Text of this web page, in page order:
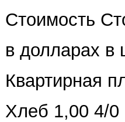
Стоимость
в долларах в
Квартирная
Хлеб 1,00 4/0